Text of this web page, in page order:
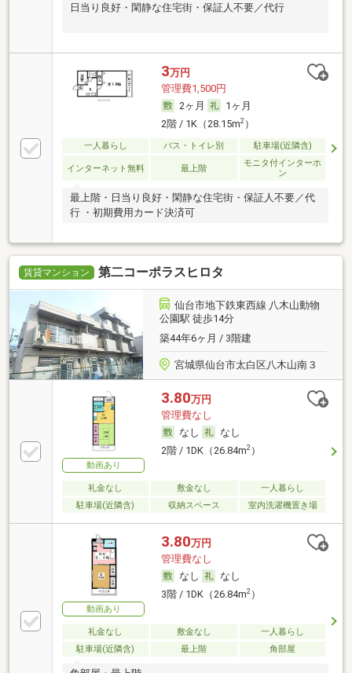
日当り良好・閑静な住宅街・保証人不要／代行
3万円
管理費1,500円
2ヶ月
1ヶ月
2階 / 1K（28.15m2）
一人暮らし バス・トイレ別 駐車場(近隣含)
インターネット無料 最上階
モニタ付インターホ
ン
最上階・日当り良好・閑静な住宅街・保証人不要／代
行 ・初期費用カード決済可
賃貸マンション 第二コーポラスヒロタ
仙台市地下鉄東西線 八木山動物
公園駅 徒歩14分
築44年6ヶ月 / 3階建
宮城県仙台市太白区八木山南３
動画あり
3.80万円
管理費なし
なし
なし
2階 / 1DK（26.84m2）
礼金なし 敷金なし
一人暮らし
駐車場(近隣含)
収納スペース 室内洗濯機置き場
動画あり
3.80万円
管理費なし
なし
なし
3階 / 1DK（26.84m2）
礼金なし 敷金なし
一人暮らし
駐車場(近隣含)
最上階 角部屋